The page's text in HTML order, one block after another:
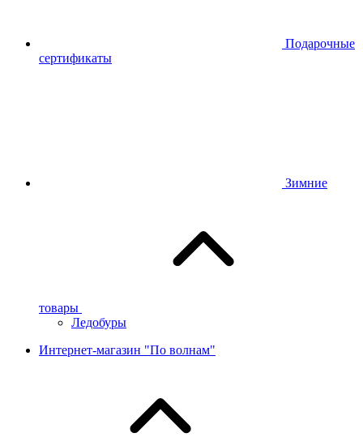
Подарочные
сертификаты
Зимние
товары
Ледобуры
Интернет-магазин "По волнам"